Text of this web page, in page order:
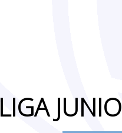
LIGA